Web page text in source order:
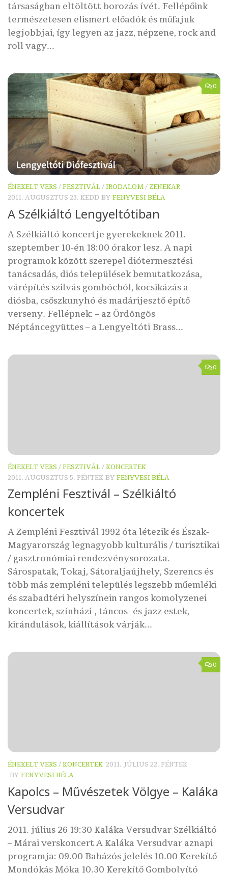
társaságban eltöltött borozás ívét. Fellépőink
természetesen elismert előadók és műfajuk
legjobbjai, így legyen az jazz, népzene, rock and
roll vagy...
0
ÉNEKELT VERS /FESZTIVÁL/IRODALOM/ ZENEKAR
2011. AUGUSZTUS 23. KEDD BY FENYVESI BÉLA
A Szélkiáltó Lengyeltótiban
A Szélkiáltó koncertje gyerekeknek 2011.
szeptember 10-én 18:00 órakor lesz. A napi
programok között szerepel diótermesztési
tanácsadás, diós települések bemutatkozása,
várépítés szilvás gombócból, kocsikázás a
diósba, csőszkunyhó és madárijesztő építő
verseny. Fellépnek: – az Ördöngös
Néptáncegyüttes – a Lengyeltóti Brass...
0
ÉNEKELT VERS /FESZTIVÁL/KONCERTEK
2011. AUGUSZTUS 5. PÉNTEK BY FENYVESI BÉLA
Zempléni Fesztivál – Szélkiáltó
koncertek
A Zempléni Fesztivál 1992 óta létezik és Észak-
Magyarország legnagyobb kulturális / turisztikai
/ gasztronómiai rendezvénysorozata.
Sárospatak, Tokaj, Sátoraljaújhely, Szerencs és
több más zempléni település legszebb műemléki
és szabadtéri helyszínein rangos komolyzenei
koncertek, színházi-, táncos- és jazz estek,
kirándulások, kiállítások várják...
0
ÉNEKELT VERS /KONCERTEK 2011. JÚLIUS 22. PÉNTEK
BY FENYVESI BÉLA
Kapolcs – Művészetek Völgye – Kaláka
Versudvar
2011. július 26 19:30 Kaláka Versudvar Szélkiáltó
– Márai verskoncert A Kaláka Versudvar aznapi
programja: 09.00 Babázós jelelés 10.00 Kerekítő
Mondókás Móka 10.30 Kerekítő Gombolyító